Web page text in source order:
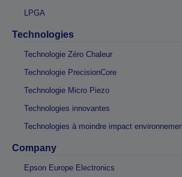
LPGA
Technologies
Technologie Zéro Chaleur
Technologie PrecisionCore
Technologie Micro Piezo
Technologies innovantes
Technologies à moindre impact
Company
Epson Europe Electronics